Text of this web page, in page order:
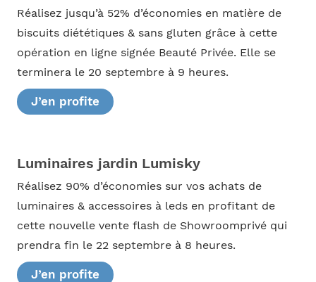
Réalisez jusqu’à 52% d’économies en matière de
biscuits diététiques & sans gluten grâce à cette
opération en ligne signée Beauté Privée. Elle se
terminera le 20 septembre à 9 heures.
J’en profite
Luminaires jardin Lumisky
Réalisez 90% d’économies sur vos achats de
luminaires & accessoires à leds en profitant de
cette nouvelle vente flash de Showroomprivé qui
prendra fin le 22 septembre à 8 heures.
J’en profite